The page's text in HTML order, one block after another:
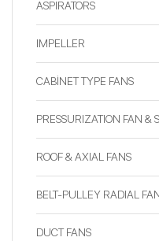
ASPIRATORS
IMPELLER
CABİNET TYPE FANS
PRESSURIZATION FAN &
ROOF & AXIAL FANS
BELT-PULLEY RADIAL
DUCT FANS